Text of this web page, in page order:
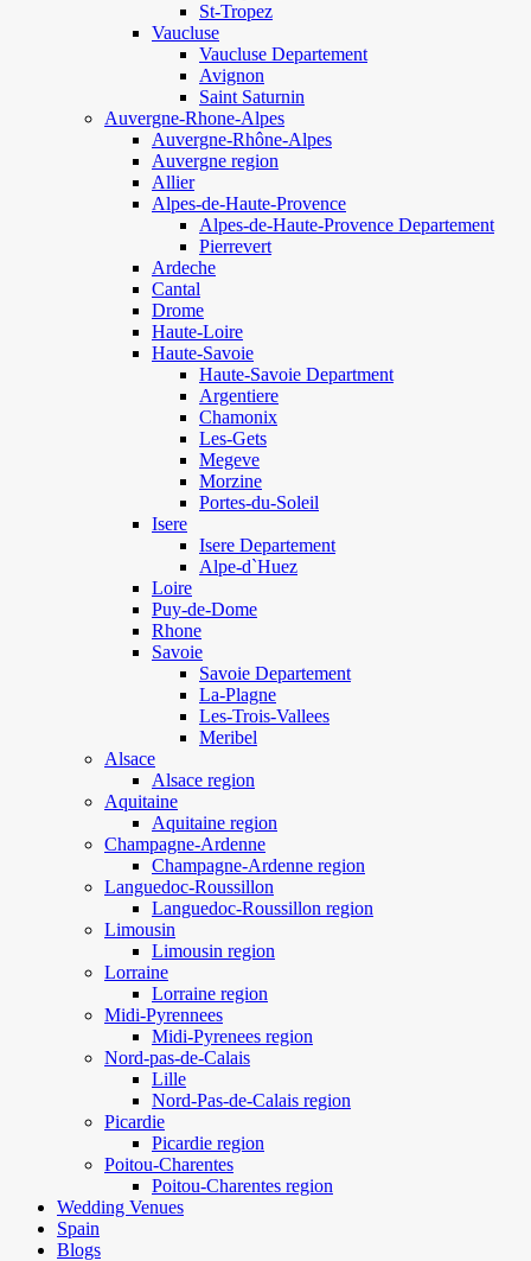
St-Tropez
Vaucluse
Vaucluse Departement
Avignon
Saint Saturnin
Auvergne-Rhone-Alpes
Auvergne-Rhône-Alpes
Auvergne region
Allier
Alpes-de-Haute-Provence
Alpes-de-Haute-Provence Departement
Pierrevert
Ardeche
Cantal
Drome
Haute-Loire
Haute-Savoie
Haute-Savoie Department
Argentiere
Chamonix
Les-Gets
Megeve
Morzine
Portes-du-Soleil
Isere
Isere Departement
Alpe-d`Huez
Loire
Puy-de-Dome
Rhone
Savoie
Savoie Departement
La-Plagne
Les-Trois-Vallees
Meribel
Alsace
Alsace region
Aquitaine
Aquitaine region
Champagne-Ardenne
Champagne-Ardenne region
Languedoc-Roussillon
Languedoc-Roussillon region
Limousin
Limousin region
Lorraine
Lorraine region
Midi-Pyrennees
Midi-Pyrenees region
Nord-pas-de-Calais
Lille
Nord-Pas-de-Calais region
Picardie
Picardie region
Poitou-Charentes
Poitou-Charentes region
Wedding Venues
Spain
Blogs